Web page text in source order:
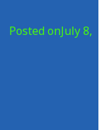
Posted onJuly 8,